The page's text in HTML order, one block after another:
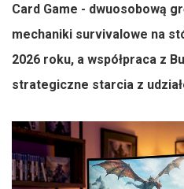
Card Game - dwuosobową
mechaniki survivalowe na
2026 roku, a współpraca z
strategiczne starcia z